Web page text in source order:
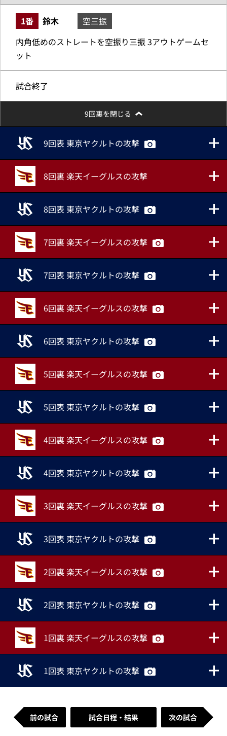
1番 鈴木
空三振
内角低めのストレートを空振り三振 3アウトゲームセ
ット
試合終了
9回裏を閉じる
9回表 東京ヤクルトの攻撃
8回裏 楽天イーグルスの攻撃
8回表 東京ヤクルトの攻撃
7回裏 楽天イーグルスの攻撃
7回表 東京ヤクルトの攻撃
6回裏 楽天イーグルスの攻撃
6回表 東京ヤクルトの攻撃
5回裏 楽天イーグルスの攻撃
5回表 東京ヤクルトの攻撃
4回裏 楽天イーグルスの攻撃
4回表 東京ヤクルトの攻撃
3回裏 楽天イーグルスの攻撃
3回表 東京ヤクルトの攻撃
2回裏 楽天イーグルスの攻撃
2回表 東京ヤクルトの攻撃
1回裏 楽天イーグルスの攻撃
1回表 東京ヤクルトの攻撃
前の試合 試合日程・結果 次の試合